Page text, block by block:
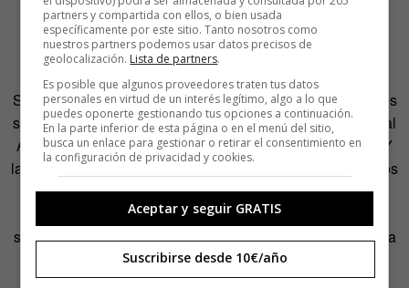
eran disciplinas opuestas, sino complementarias.
Ser la tercera mujer académica de número en la RAE no es
su único hito. También es la primera mujer en dirigir la Real
Academia de la Historia, puesto que ocupa desde 2014. Y
la primera fémina que dirigió el Centro de Estudios Políticos
y Constitucionales. Su elección como académica de la
Lengua suscitó alguna polémica entonces, llegando a
sugerirse que había sido elegida como un gesto aperturista
de la institución hacia la mujer.
partners y compartida con ellos, o bien usada
específicamente por este sitio. Tanto nosotros como
nuestros partners podemos usar datos precisos de
geolocalización. Lista de partners.
Es posible que algunos proveedores traten tus datos
personales en virtud de un interés legítimo, algo a lo que
puedes oponerte gestionando tus opciones a continuación.
En la parte inferior de esta página o en el menú del sitio,
busca un enlace para gestionar o retirar el consentimiento en
la configuración de privacidad y cookies.
Aceptar y seguir GRATIS
Suscribirse desde 10€/año